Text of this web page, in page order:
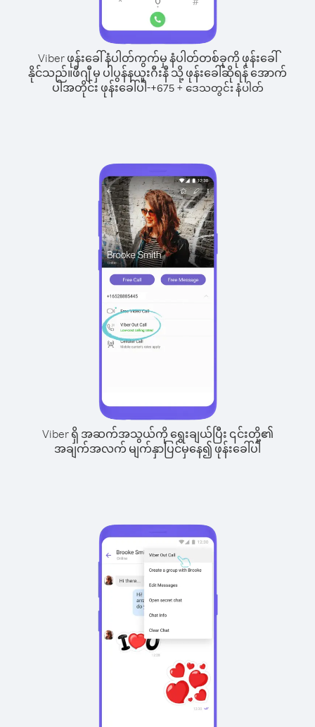
Viber ဖုန်းခေါ်နံပါတ်ကွက်မှ နံပါတ်တစ်ခုကို ဖုန်းခေါ်
နိုင်သည်။ဖီဂျီ မှ ပါပွန်နယူးဂီးနီ သို့ ဖုန်းခေါ်ဆိုရန် အောက်
ပါအတိုင်း ဖုန်းခေါ်ပါ-+675+ ဒေသတွင်း နံပါတ်
Viber ရှိ အဆက်အသွယ်ကို ရွေးချယ်ပြီး ၎င်းတို့၏
အချက်အလက် မျက်နှာပြင်မှနေ၍ ဖုန်းခေါ်ပါ